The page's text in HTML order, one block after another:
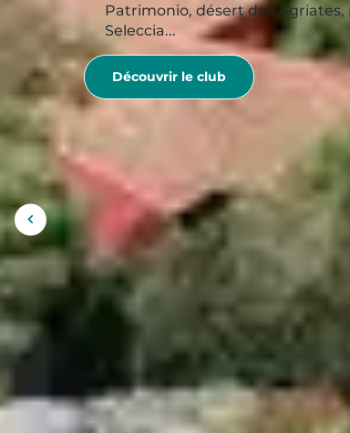
Afficher
l'image
précédente
Patrimonio, désert des Agriates,
Seleccia...
Découvrir le club
ADMIRER
LA RÉGION
Belgodère est aussi unpoint de
, les itinéraires balisés
une sortie inoubliable, optez pour